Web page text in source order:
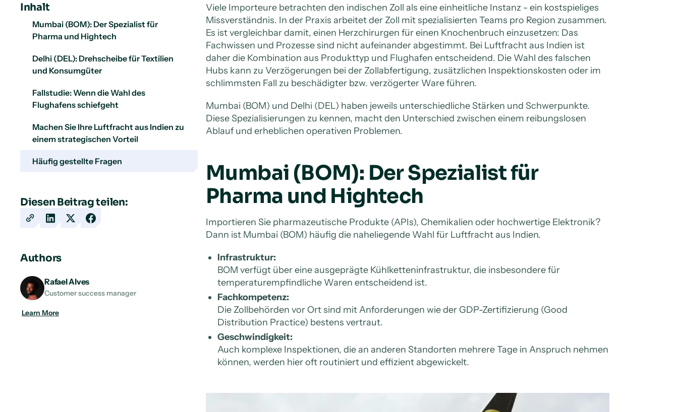
Inhalt
Mumbai (BOM): Der Spezialist für
Pharma und Hightech
Delhi (DEL): Drehscheibe für Textilien
und Konsumgüter
Fallstudie: Wenn die Wahl des
Flughafens schiefgeht
Machen Sie Ihre Luftfracht aus Indien zu
einem strategischen Vorteil
Häufig gestellte Fragen
Diesen Beitrag teilen:
CopyShareShareShare
Authors
Rafael Alves
Customer success manager
Learn More
Viele Importeure betrachten den indischen Zoll als eine einheitliche Instanz - ein kostspieliges
Missverständnis. In der Praxis arbeitet der Zoll mit spezialisierten Teams pro Region zusammen.
Es ist vergleichbar damit, einen Herzchirurgen für einen Knochenbruch einzusetzen: Das
Fachwissen und Prozesse sind nicht aufeinander abgestimmt. Bei Luftfracht aus Indien ist
daher die Kombination aus Produkttyp und Flughafen entscheidend. Die Wahl des falschen
Hubs kann zu Verzögerungen bei der Zollabfertigung, zusätzlichen Inspektionskosten oder im
schlimmsten Fall zu beschädigter bzw. verzögerter Ware führen.
Mumbai (BOM) und Delhi (DEL) haben jeweils unterschiedliche Stärken und Schwerpunkte.
Diese Spezialisierungen zu kennen, macht den Unterschied zwischen einem reibungslosen
Ablauf und erheblichen operativen Problemen.
Mumbai (BOM): Der Spezialist für
Pharma und Hightech
Importieren Sie pharmazeutische Produkte (APIs), Chemikalien oder hochwertige Elektronik?
Dann ist Mumbai (BOM) häufig die naheliegende Wahl für Luftfracht aus Indien.
Infrastruktur:
BOM verfügt über eine ausgeprägte Kühlketteninfrastruktur, die insbesondere für
temperaturempfindliche Waren entscheidend ist.
Fachkompetenz:
Die Zollbehörden vor Ort sind mit Anforderungen wie der GDP-Zertifizierung (Good
Distribution Practice) bestens vertraut.
Geschwindigkeit:
Auch komplexe Inspektionen, die an anderen Standorten mehrere Tage in Anspruch nehmen
können, werden hier oft routiniert und effizient abgewickelt.